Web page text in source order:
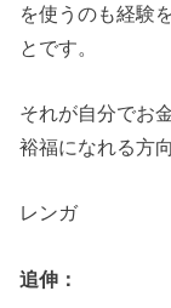
を使うのも経験
とです。
それが自分でお
裕福になれる方
レンガ
追伸：